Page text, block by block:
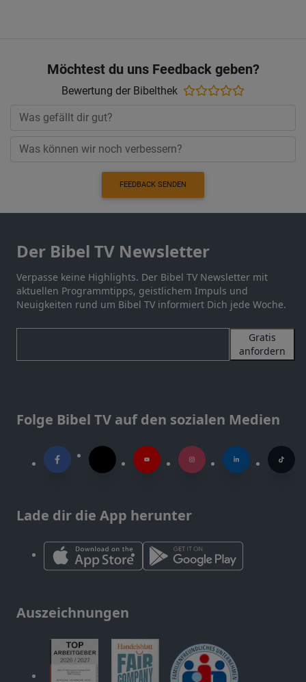
Möchtest du uns Feedback geben?
Bewertung der Bibelthek
FEEDBACK SENDEN
Der Bibel TV Newsletter
Verpasse keine Highlights. Der Bibel TV Newsletter mit
aktuellen Programmtipps, geistlichem Impuls und
Neuigkeiten rund um Bibel TV informiert Dich jede Woche.
Gratis
anfordern
Folge Bibel TV auf den sozialen Medien
Lade dir die App herunter
Auszeichnungen